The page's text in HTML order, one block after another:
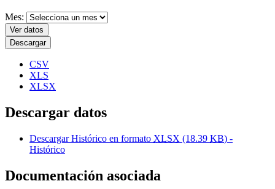
Mes:
Ver datos
Descargar
CSV
XLS
XLSX
Descargar datos
Descargar Histórico en formato XLSX (18.39 KB) -
Histórico
Documentación asociada